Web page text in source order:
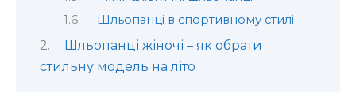
Шльопанці в спортивному стилі
Шльопанці жіночі – як обрати
стильну модель на літо